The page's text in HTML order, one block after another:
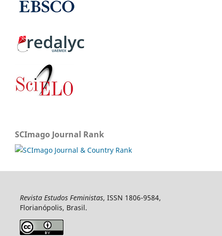
SCImago Journal Rank
Revista Estudos Feministas, ISSN 1806-9584,
Florianópolis, Brasil.